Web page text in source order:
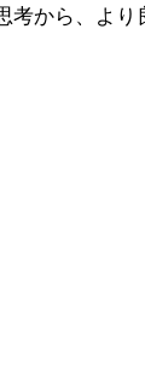
から、より